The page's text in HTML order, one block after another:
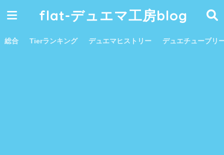
flat-デュエマ工房blog
総合 Tierランキング デュエマヒストリー デュエチューブリ